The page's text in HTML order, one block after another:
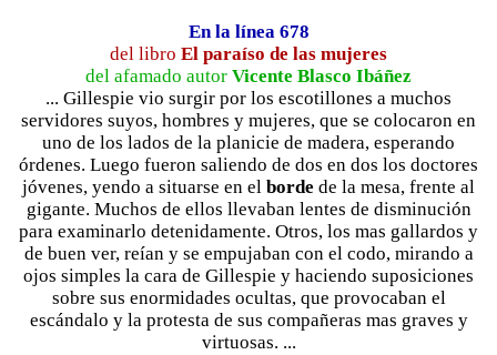
En la línea 678
del libro El paraíso de las mujeres
del afamado autor Vicente Blasco Ibáñez
... Gillespie vio surgir por los escotillones a muchos
servidores suyos, hombres y mujeres, que se colocaron en
uno de los lados de la planicie de madera, esperando
órdenes. Luego fueron saliendo de dos en dos los doctores
jóvenes, yendo a situarse en el borde de la mesa, frente al
gigante. Muchos de ellos llevaban lentes de disminución
para examinarlo detenidamente. Otros, los mas gallardos y
de buen ver, reían y se empujaban con el codo, mirando a
ojos simples la cara de Gillespie y haciendo suposiciones
sobre sus enormidades ocultas, que provocaban el
escándalo y la protesta de sus compañeras mas graves y
virtuosas. ...